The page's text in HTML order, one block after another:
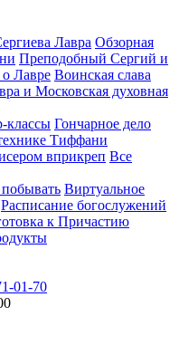
Лавра Обзорная
Преподобный Сергий и
Лавре Воинская слава
и Московская духовная
классы Гончарное дело
Тиффани
вприкреп Все
Виртуальное
Расписание богослужений
к Причастию
01-70